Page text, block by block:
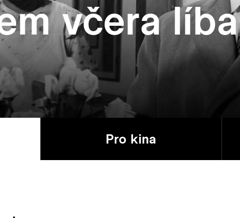
včera
Pro kina